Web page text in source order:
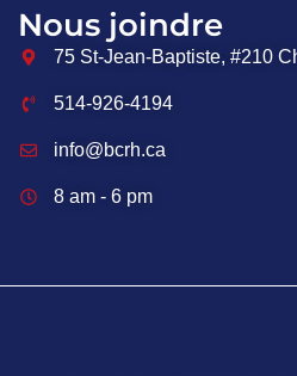
Nous joindre
75 St-Jean-Baptiste, #210
514-926-4194
info@bcrh.ca
8 am - 6 pm